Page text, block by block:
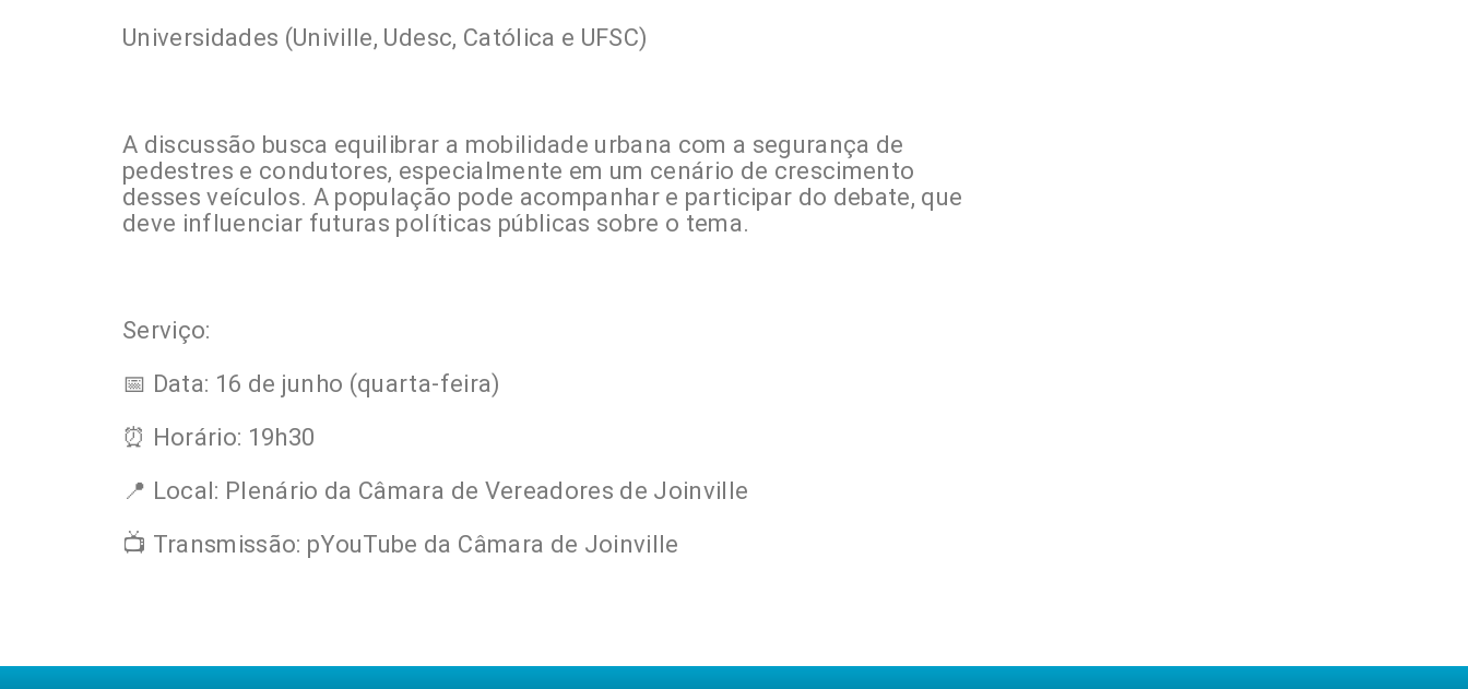
Universidades (Univille, Udesc, Católica e UFSC)
A discussão busca equilibrar a mobilidade urbana com a segurança de
pedestres e condutores, especialmente em um cenário de crescimento
desses veículos. A população pode acompanhar e participar do debate, que
deve influenciar futuras políticas públicas sobre o tema.
Serviço:
📅 Data: 16 de junho (quarta-feira)
⏰ Horário: 19h30
📍 Local: Plenário da Câmara de Vereadores de Joinville
📺 Transmissão: pYouTube da Câmara de Joinville